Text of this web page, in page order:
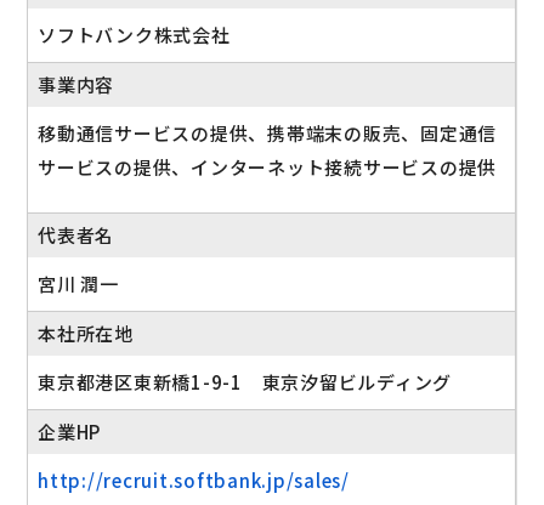
ソフトバンク株式会社
事業内容
移動通信サービスの提供、携帯端末の販売、固定通信
サービスの提供、インターネット接続サービスの提供
代表者名
宮川 潤一
本社所在地
東京都港区東新橋1-9-1 東京汐留ビルディング
企業HP
http://recruit.softbank.jp/sales/